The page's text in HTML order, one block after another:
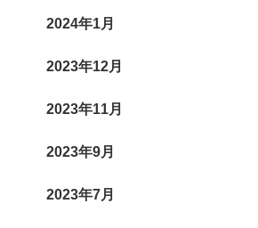
2024年1月
2023年12月
2023年11月
2023年9月
2023年7月